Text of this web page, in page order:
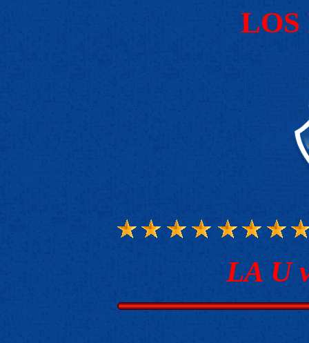
LOS
LA U